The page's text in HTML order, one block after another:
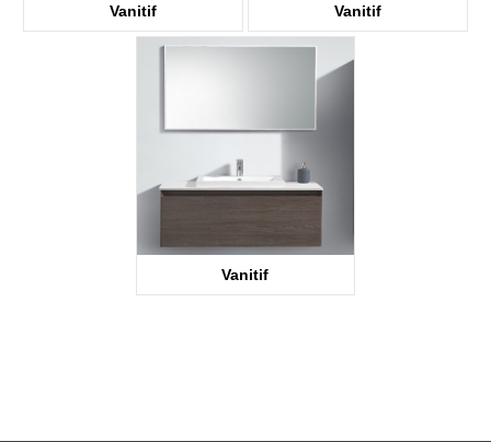
Vanitif Vanitif
Vanitif